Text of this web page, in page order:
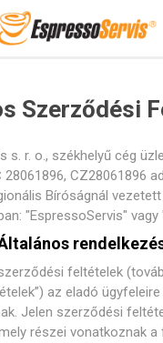
Szerződési
s. r. o., székhelyű cég
CZ28061896
Bíróságnál
"EspressoServis" vagy
feltételek
az eladó
Jelen szerződési
részei vonatkoznak